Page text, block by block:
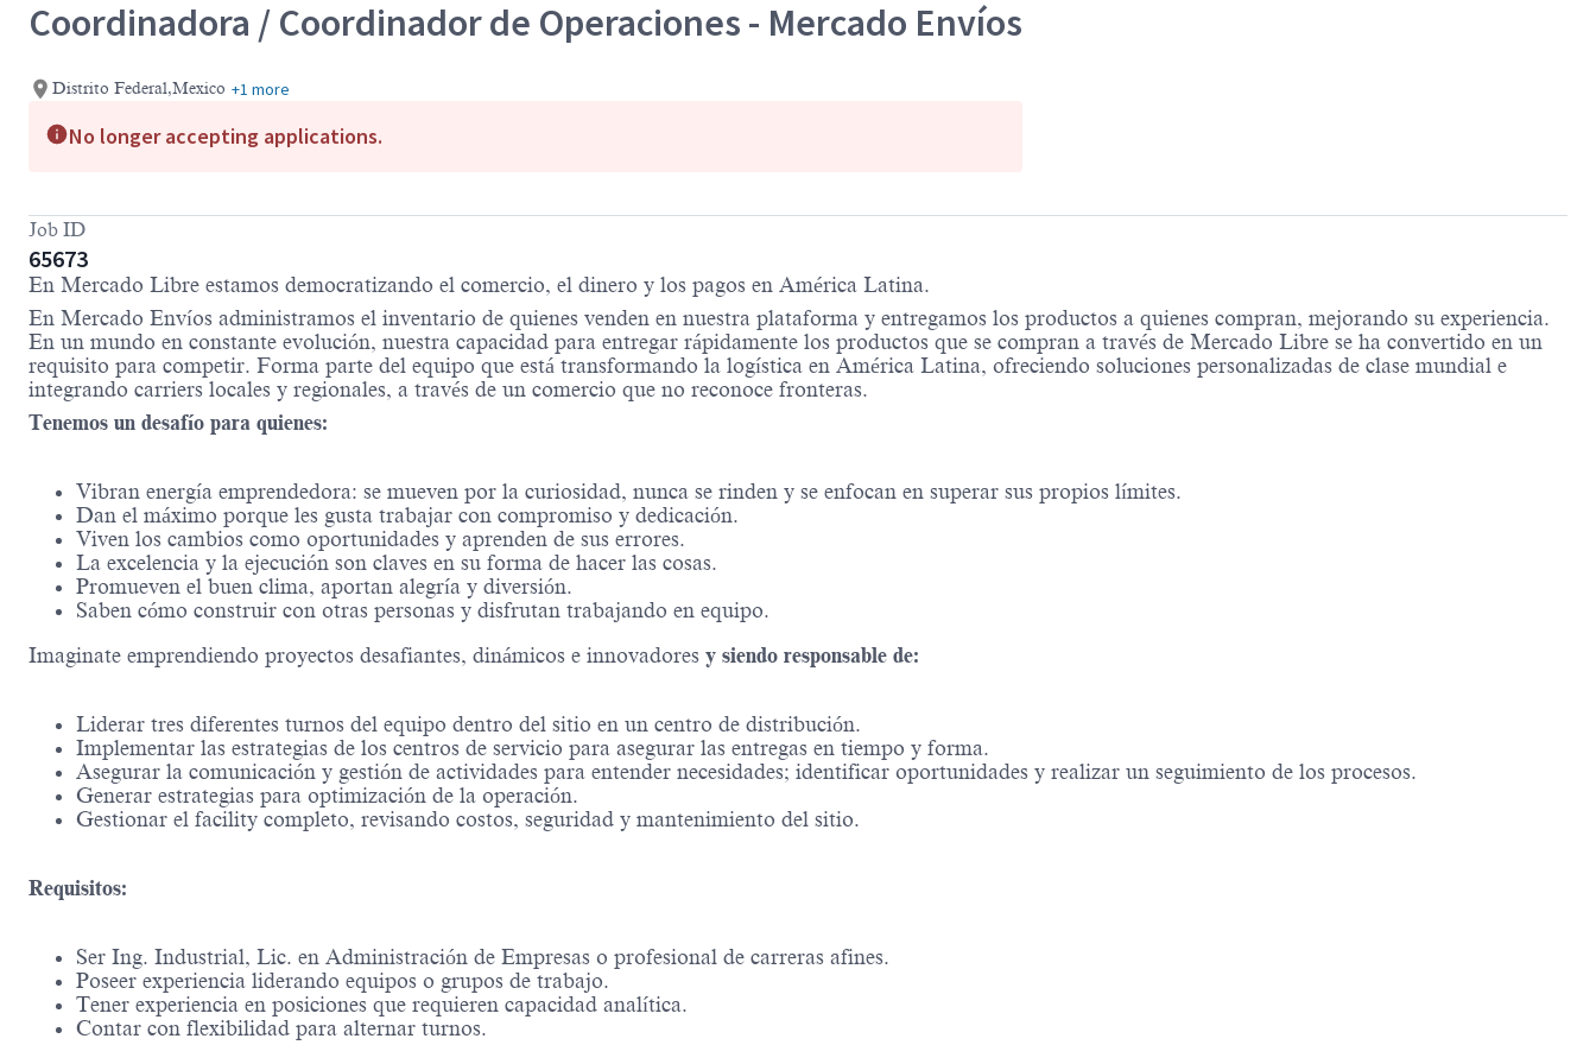
Coordinadora / Coordinador de Operaciones - Mercado Envíos
Distrito Federal,Mexico +1 more
No longer accepting applications.
Job ID
65673
En Mercado Libre estamos democratizando el comercio, el dinero y los pagos en América Latina.
En Mercado Envíos administramos el inventario de quienes venden en nuestra plataforma y entregamos los productos a quienes compran, mejorando su experiencia.
En un mundo en constante evolución, nuestra capacidad para entregar rápidamente los productos que se compran a través de Mercado Libre se ha convertido en un
requisito para competir. Forma parte del equipo que está transformando la logística en América Latina, ofreciendo soluciones personalizadas de clase mundial e
integrando carriers locales y regionales, a través de un comercio que no reconoce fronteras.
Tenemos un desafío para quienes:
Vibran energía emprendedora: se mueven por la curiosidad, nunca se rinden y se enfocan en superar sus propios límites.
Dan el máximo porque les gusta trabajar con compromiso y dedicación.
Viven los cambios como oportunidades y aprenden de sus errores.
La excelencia y la ejecución son claves en su forma de hacer las cosas.
Promueven el buen clima, aportan alegría y diversión.
Saben cómo construir con otras personas y disfrutan trabajando en equipo.
Imaginate emprendiendo proyectos desafiantes, dinámicos e innovadores y siendo responsable de:
Liderar tres diferentes turnos del equipo dentro del sitio en un centro de distribución.
Implementar las estrategias de los centros de servicio para asegurar las entregas en tiempo y forma.
Asegurar la comunicación y gestión de actividades para entender necesidades; identificar oportunidades y realizar un seguimiento de los procesos.
Generar estrategias para optimización de la operación.
Gestionar el facility completo, revisando costos, seguridad y mantenimiento del sitio.
Requisitos:
Ser Ing. Industrial, Lic. en Administración de Empresas o profesional de carreras afines.
Poseer experiencia liderando equipos o grupos de trabajo.
Tener experiencia en posiciones que requieren capacidad analítica.
Contar con flexibilidad para alternar turnos.